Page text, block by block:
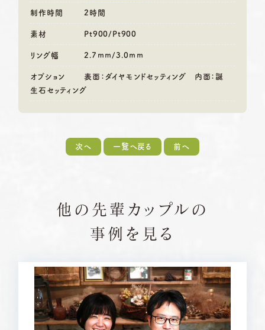
制作時間 2時間
素材 Pt900/Pt900
リング幅 2.7ｍｍ/3.0ｍｍ
オプション
表面：ダイヤモンドセッティング 内面：誕
生石セッティング
次へ 一覧へ戻る 前へ
他の先輩カップルの
事例を見る